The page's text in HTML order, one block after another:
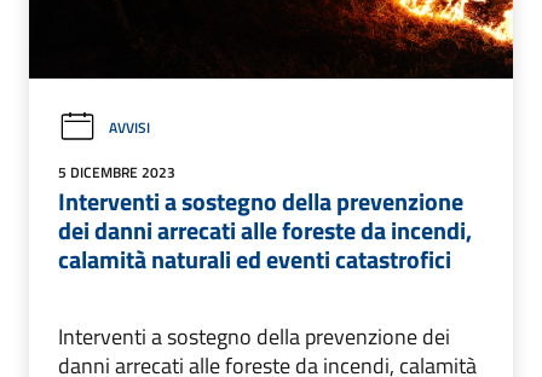
AVVISI
5 DICEMBRE 2023
Interventi a sostegno della prevenzione
dei danni arrecati alle foreste da incendi,
calamità naturali ed eventi catastrofici
Interventi a sostegno della prevenzione dei
danni arrecati alle foreste da incendi, calamità